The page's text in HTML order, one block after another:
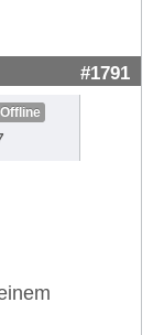
#1791
Offline